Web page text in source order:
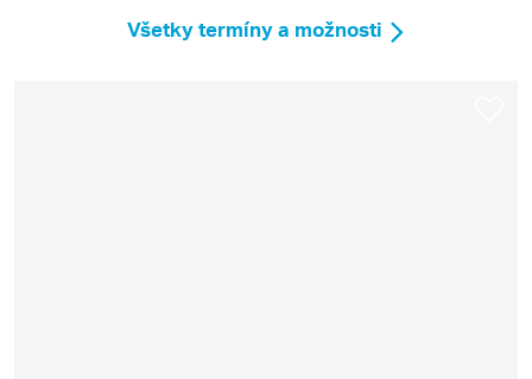
Všetky termíny a možnosti